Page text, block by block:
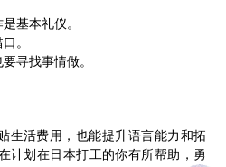
基本礼仪。
。
寻找事情做。
生活费用，也能提升语言能力和拓
计划在日本打工的你有所帮助，勇